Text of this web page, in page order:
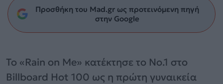
Προσθήκη του Mad.gr ως προτεινόμενη πηγή
στην Google
Το «Rain on Me» κατέκτησε το No.1 στο
Billboard Hot 100 ως η πρώτη γυναικεία